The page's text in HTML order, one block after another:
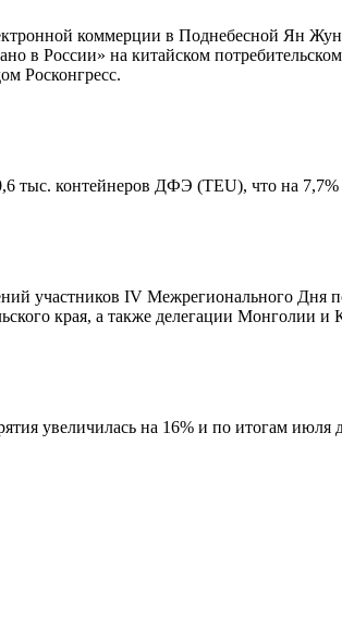
коммерции в Поднебесной Ян
в России» на китайском
Росконгресс.
тыс. контейнеров ДФЭ (TEU), что на
участников IV Межрегионального Дня
края, а также делегации Монголии и
увеличилась на 16% и по итогам